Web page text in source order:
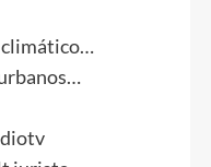
climático…